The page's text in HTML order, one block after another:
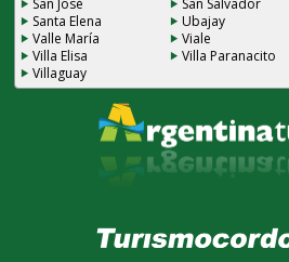
San José
San Salvador
Santa Elena
Ubajay
Valle María
Viale
Villa Elisa
Villa Paranacito
Villaguay